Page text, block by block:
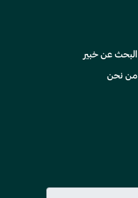
البحث عن خبير
من نحن